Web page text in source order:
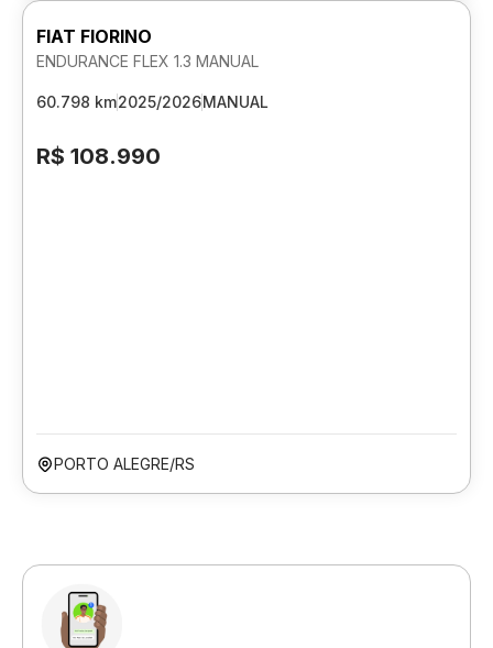
FIAT FIORINO
ENDURANCE FLEX 1.3 MANUAL
60.798 km2025/2026MANUAL
R$ 108.990
PORTO ALEGRE/RS